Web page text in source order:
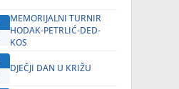
MEMORIJALNI TURNIR
HODAK-PETRLIĆ-DED-
KOS
DJEČJI DAN U KRIŽU